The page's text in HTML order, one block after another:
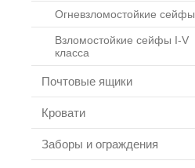
Огневзломостойкие сейфы
Взломостойкие сейфы I-V
класса
Почтовые ящики
Кровати
Заборы и ограждения